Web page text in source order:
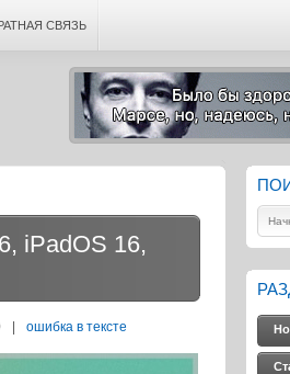
СВЯЗЬ
iPadOS 16,
| ошибка в тексте